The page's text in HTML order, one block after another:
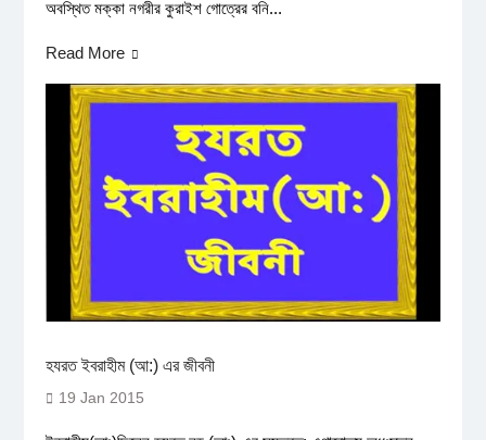
অবস্থিত মক্কা নগরীর কুরাইশ গোত্রের বনি...
Read More
হযরত ইবরাহীম (আ:) এর জীবনী
19 Jan 2015